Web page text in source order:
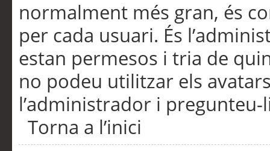
normalment més gran, és
per cada usuari. És
estan permesos i tria de
no podeu utilitzar els
l’administrador i pregunteu-
Torna a l’inici